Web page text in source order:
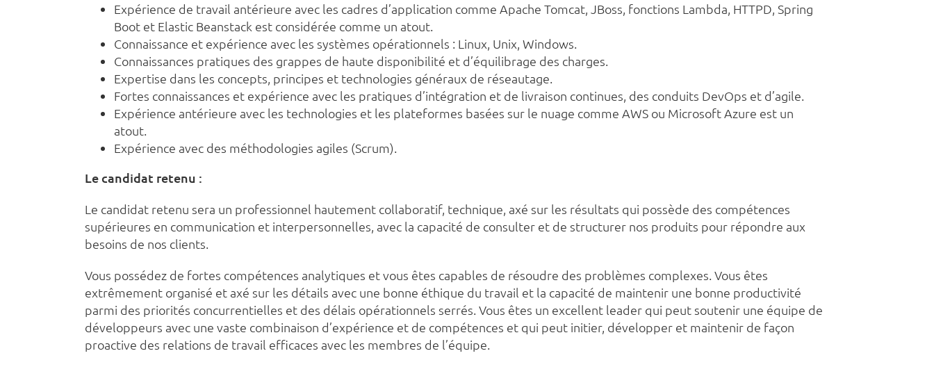
Expérience de travail antérieure avec les cadres d’application comme Apache Tomcat, JBoss, fonctions Lambda, HTTPD, Spring
Boot et Elastic Beanstack est considérée comme un atout.
Connaissance et expérience avec les systèmes opérationnels : Linux, Unix, Windows.
Connaissances pratiques des grappes de haute disponibilité et d’équilibrage des charges.
Expertise dans les concepts, principes et technologies généraux de réseautage.
Fortes connaissances et expérience avec les pratiques d’intégration et de livraison continues, des conduits DevOps et d’agile.
Expérience antérieure avec les technologies et les plateformes basées sur le nuage comme AWS ou Microsoft Azure est un
atout.
Expérience avec des méthodologies agiles (Scrum).
Le candidat retenu :
Le candidat retenu sera un professionnel hautement collaboratif, technique, axé sur les résultats qui possède des compétences
supérieures en communication et interpersonnelles, avec la capacité de consulter et de structurer nos produits pour répondre aux
besoins de nos clients.
Vous possédez de fortes compétences analytiques et vous êtes capables de résoudre des problèmes complexes. Vous êtes
extrêmement organisé et axé sur les détails avec une bonne éthique du travail et la capacité de maintenir une bonne productivité
parmi des priorités concurrentielles et des délais opérationnels serrés. Vous êtes un excellent leader qui peut soutenir une équipe de
développeurs avec une vaste combinaison d’expérience et de compétences et qui peut initier, développer et maintenir de façon
proactive des relations de travail efficaces avec les membres de l’équipe.